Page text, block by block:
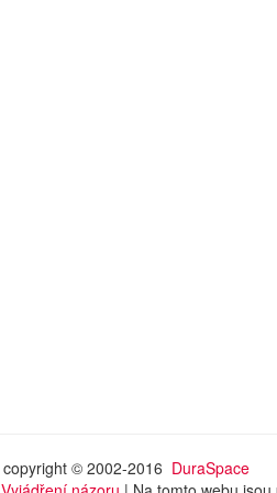
copyright © 2002-2016 DuraSpace